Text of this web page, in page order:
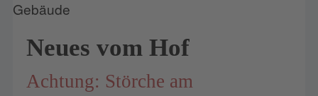
Neues vom Hof
Achtung: Störche am